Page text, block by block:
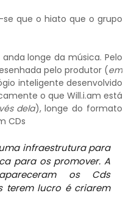
se que o hiato que o grupo
longe da música. Pelo
pelo produtor (em
inteligente desenvolvido
o que Will.i.am está
dela), longe do formato
CDs
infraestrutura para
para os promover. A
os Cds
terem lucro é criarem